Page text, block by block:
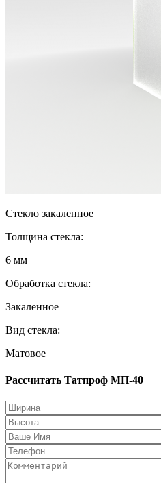
Стекло закаленное
Толщина стекла:
6 мм
Обработка стекла:
Закаленное
Вид стекла:
Матовое
Рассчитать Татпроф МП-40